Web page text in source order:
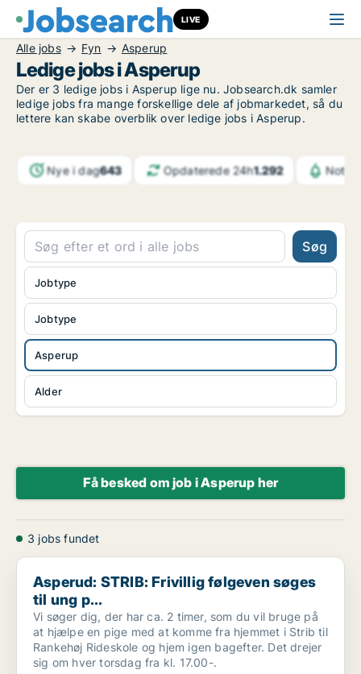
LIVE
Alle jobs Fyn Asperup
Ledige jobs i Asperup
Der er 3 ledige jobs i Asperup lige nu. Jobsearch.dk samler
ledige jobs fra mange forskellige dele af jobmarkedet, så du
lettere kan skabe overblik over ledige jobs i Asperup.
Nye i dag643 Opdaterede 24h1.292
Søg
Jobtype
Asperup
Alder
Jobtype
Få besked om job i Asperup her
3 jobs fundet
Asperud: STRIB: Frivillig følgeven søges til ung p...
Asperud: STRIB: Frivillig følgeven søges
til ung p...
Vi søger dig, der har ca. 2 timer, som du vil bruge på
at hjælpe en pige med at komme fra hjemmet i Strib til
Rankehøj Rideskole og hjem igen bagefter. Det drejer
sig om hver torsdag fra kl. 17.00-.